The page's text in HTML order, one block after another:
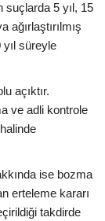
suçlarda 5 yıl, 15
süreyle
açıktır.
ve adli kontrole
ise bozma
erteleme kararı
takdirde